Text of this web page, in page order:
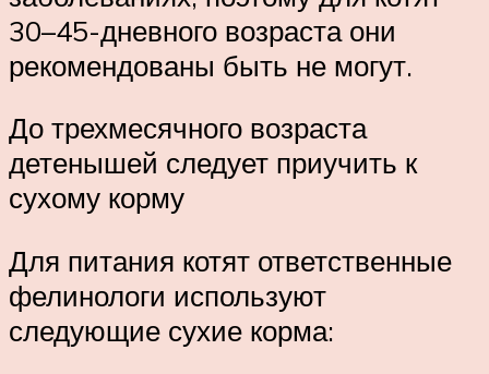
30–45-дневного возраста они
рекомендованы быть не могут.
До трехмесячного возраста
детенышей следует приучить к
сухому корму
Для питания котят ответственные
фелинологи используют
следующие сухие корма: